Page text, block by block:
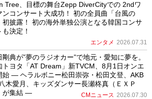
Tree、目標の舞台Zepp DiverCityでの 2ndワ
ンコンサート大成功！ 初の全員曲「台風の
初披露！ 初の海外単独公演となる韓国コンサ
も決定！
エンタメ 2026.07.31
剛典が”夢のラジオカー”で地元・愛知に夢を。
トヨタ「AT Dream」新TVCM、8月1日オンエ
始 ― ヘラルボニー松田崇弥・松田文登、AKB
木愛月、キッズダンサー長瀬柊真（ＥＸＰ
が集結 ―
CMニュース 2026.07.30